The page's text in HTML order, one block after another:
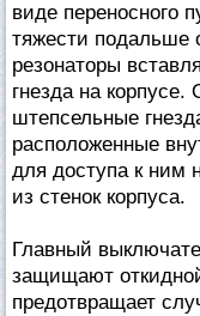
виде переносного
тяжести подальше
резонаторы
гнезда на
штепсельные
расположенные
для доступа к ним
из стенок корпуса.
Главный
защищают
предотвращает